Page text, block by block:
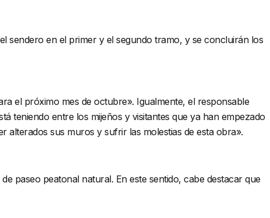
sendero en el primer y el segundo tramo, y se concluirán los
el próximo mes de octubre». Igualmente, el responsable
teniendo entre los mijeños y visitantes que ya han empezado
alterados sus muros y sufrir las molestias de esta obra».
paseo peatonal natural. En este sentido, cabe destacar que